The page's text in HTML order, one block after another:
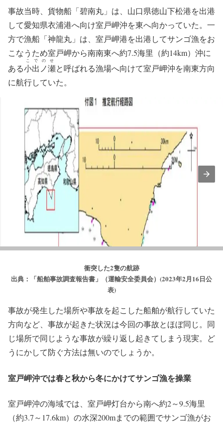
事故当時、貨物船「碧南丸」は、山口県徳山下松港を出港
して愛知県衣浦港へ向け室戸岬沖を東へ向かっていた。一
方で漁船「神龍丸」は、室戸岬港を出港してサンゴ漁をお
こなうため室戸岬から南南東へ約7.5海里（約14km）沖に
ある小出ノ瀬
こでのせ
と呼ばれる漁場へ向けて室戸岬沖を南東方向
に航行していた。
衝突した2隻の航跡
出典：「船舶事故調査報告書」（運輸安全委員会）(2023年2月16日公
表)
事故が発生した場所や事故を起こした船舶が航行していた
方向など、事故が起きた状況は今回の事故とほぼ同じ。同
じ場所で同じような事故が繰り返し起きてしまう現実。ど
うにかして防ぐ方法は無いのでしょうか。
室戸岬沖では春と秋から冬にかけてサンゴ漁を操業
室戸岬沖の海域では、室戸岬灯台から南へ約2～9.5海里
（約3.7～17.6km）の水深200mまでの範囲でサンゴ漁がお